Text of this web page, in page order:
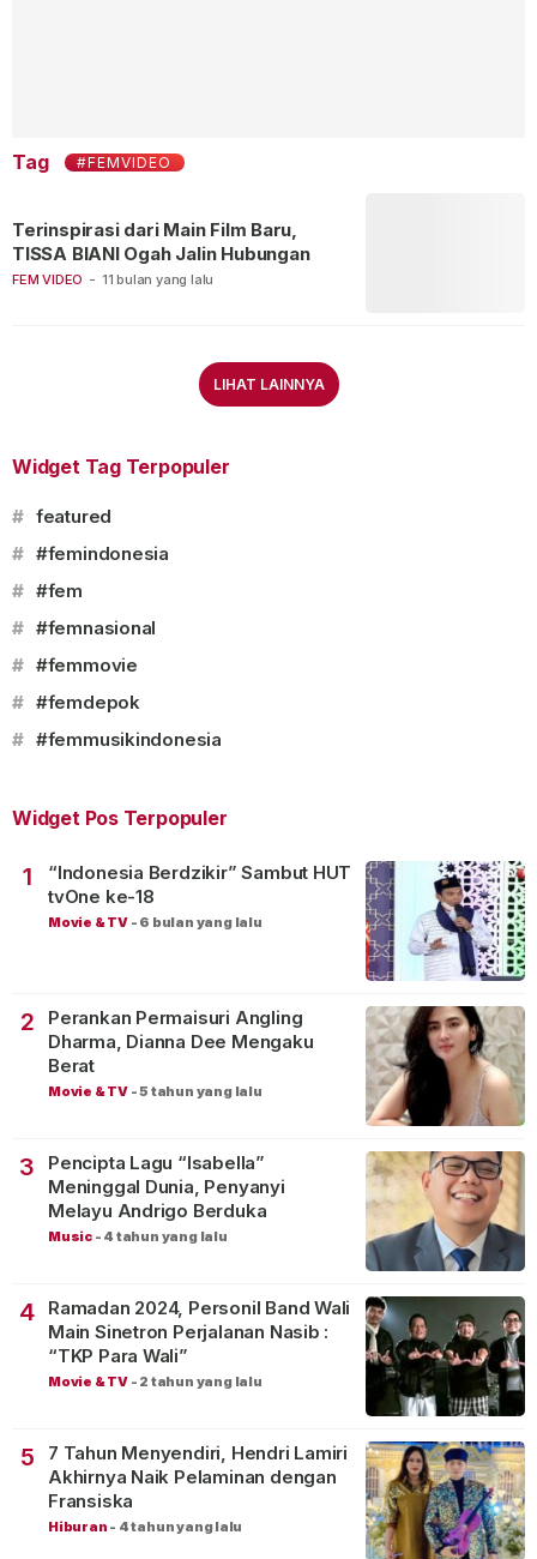
Tag #FEMVIDEO
FEM VIDEO - 11 bulan yang lalu
Terinspirasi dari Main Film Baru,
TISSA BIANI Ogah Jalin Hubungan
LIHAT LAINNYA
Widget Tag Terpopuler
# featured
# #femindonesia
# #fem
# #femnasional
# #femmovie
# #femdepok
# #femmusikindonesia
Widget Pos Terpopuler
1
“Indonesia Berdzikir” Sambut HUT
tvOne ke-18
Movie & TV - 6 bulan yang lalu
2
Perankan Permaisuri Angling
Dharma, Dianna Dee Mengaku
Berat
Movie & TV -5 tahun yang lalu
3
Pencipta Lagu “Isabella”
Meninggal Dunia, Penyanyi
Melayu Andrigo Berduka
Music - 4 tahun yang lalu
4
Ramadan 2024, Personil Band Wali
Main Sinetron Perjalanan Nasib :
“TKP Para Wali”
Movie & TV - 2 tahun yang lalu
5
7 Tahun Menyendiri, Hendri Lamiri
Akhirnya Naik Pelaminan dengan
Fransiska
Hiburan - 4 tahun yang lalu